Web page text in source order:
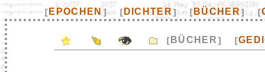
[ EPOCHEN ] [ DICHTER] [ BÜCHER] [
[ BÜCHER] [